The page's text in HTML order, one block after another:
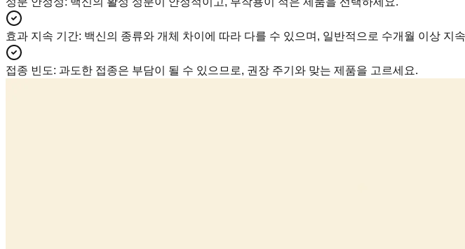
효과 지속 기간: 백신의 종류와 개체 차이에 따라 다를 수 있으며, 일반적으로 수개월 이상
접종 빈도: 과도한 접종은 부담이 될 수 있으므로, 권장 주기와 맞는 제품을 고르세요.